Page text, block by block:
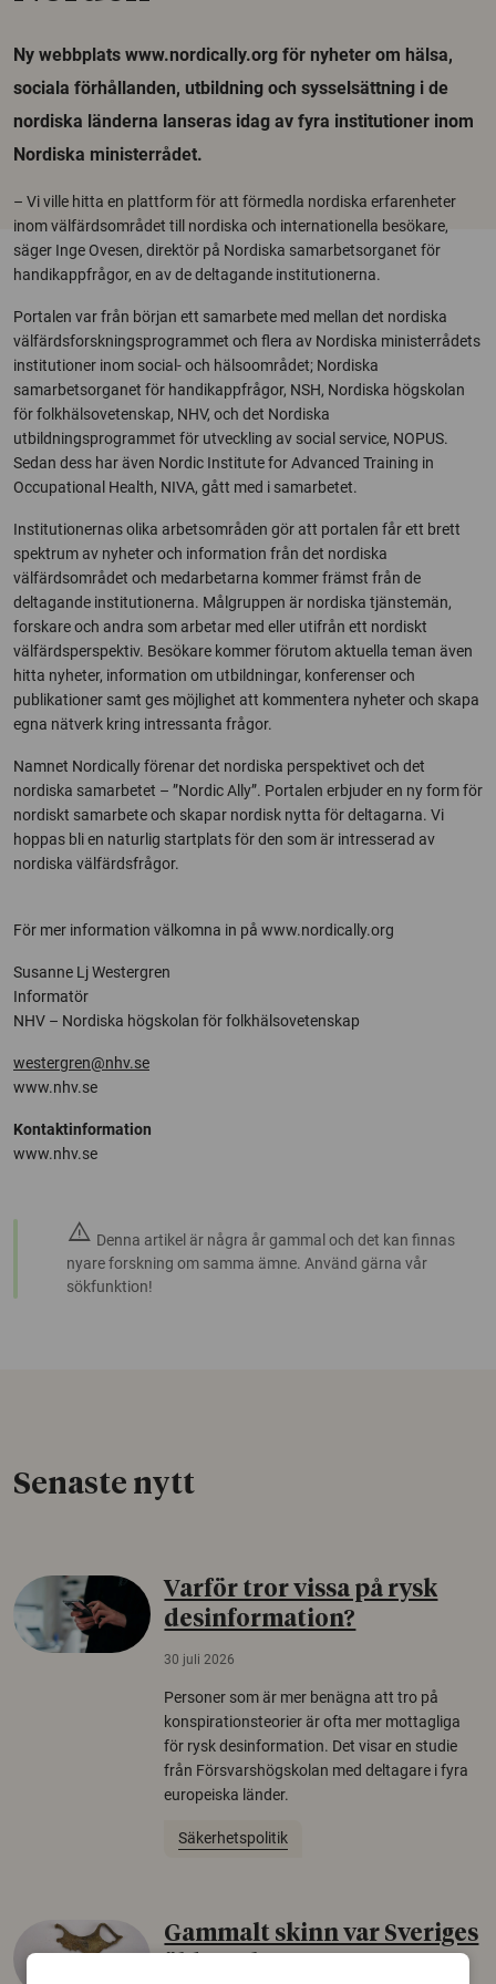
Ny webbplats www.nordically.org för nyheter om hälsa,
sociala förhållanden, utbildning och sysselsättning i de
nordiska länderna lanseras idag av fyra institutioner inom
Nordiska ministerrådet.
– Vi ville hitta en plattform för att förmedla nordiska erfarenheter
inom välfärdsområdet till nordiska och internationella besökare,
säger Inge Ovesen, direktör på Nordiska samarbetsorganet för
handikappfrågor, en av de deltagande institutionerna.
Portalen var från början ett samarbete med mellan det nordiska
välfärdsforskningsprogrammet och flera av Nordiska ministerrådets
institutioner inom social- och hälsoområdet; Nordiska
samarbetsorganet för handikappfrågor, NSH, Nordiska högskolan
för folkhälsovetenskap, NHV, och det Nordiska
utbildningsprogrammet för utveckling av social service, NOPUS.
Sedan dess har även Nordic Institute for Advanced Training in
Occupational Health, NIVA, gått med i samarbetet.
Institutionernas olika arbetsområden gör att portalen får ett brett
spektrum av nyheter och information från det nordiska
välfärdsområdet och medarbetarna kommer främst från de
deltagande institutionerna. Målgruppen är nordiska tjänstemän,
forskare och andra som arbetar med eller utifrån ett nordiskt
välfärdsperspektiv. Besökare kommer förutom aktuella teman även
hitta nyheter, information om utbildningar, konferenser och
publikationer samt ges möjlighet att kommentera nyheter och skapa
egna nätverk kring intressanta frågor.
Namnet Nordically förenar det nordiska perspektivet och det
nordiska samarbetet – ”Nordic Ally”. Portalen erbjuder en ny form för
nordiskt samarbete och skapar nordisk nytta för deltagarna. Vi
hoppas bli en naturlig startplats för den som är intresserad av
nordiska välfärdsfrågor.
För mer information välkomna in på www.nordically.org
Susanne Lj Westergren
Informatör
NHV – Nordiska högskolan för folkhälsovetenskap
westergren@nhv.se
www.nhv.se
Kontaktinformation
www.nhv.se
warning Denna artikel är några år gammal och det kan finnas
nyare forskning om samma ämne. Använd gärna vår
sökfunktion!
Senaste nytt
Varför tror vissa på rysk
desinformation?
30 juli 2026
Personer som är mer benägna att tro på
konspirationsteorier är ofta mer mottagliga
för rysk desinformation. Det visar en studie
från Försvarshögskolan med deltagare i fyra
europeiska länder.
Säkerhetspolitik
Gammalt skinn var Sveriges